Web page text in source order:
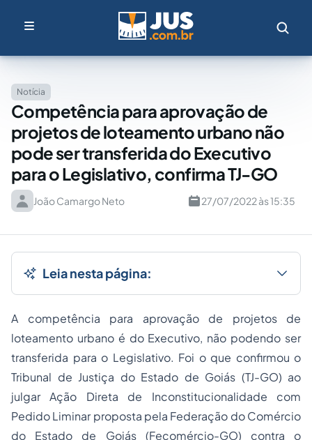
Notícia
Competência para aprovação de
projetos de loteamento urbano não
pode ser transferida do Executivo
para o Legislativo, confirma TJ-GO
João Camargo Neto 27/07/2022 às 15:35
Leia nesta página:
A competência para aprovação de projetos de
loteamento urbano é do Executivo, não podendo ser
transferida para o Legislativo. Foi o que confirmou o
Tribunal de Justiça do Estado de Goiás (TJ-GO) ao
julgar Ação Direta de Inconstitucionalidade com
Pedido Liminar proposta pela Federação do Comércio
do Estado de Goiás (Fecomércio-GO) contra o